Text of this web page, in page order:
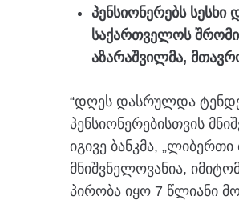
პენსიონერებს სესხი
საქართველოს
აზარაშვილმა,
“დღეს დასრულდა
პენსიონერებისთვის
იგივე ბანკმა,
მნიშვნელოვანია,
პირობა იყო 7 წლიანი